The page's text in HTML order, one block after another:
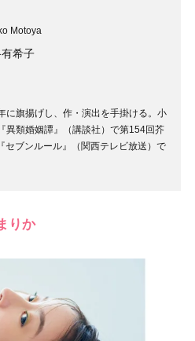
Motoya
希子
に旗揚げし、作・演出を手掛ける。小
異類婚姻譚』（講談社）で第154回芥
セブンルール』（関西テレビ放送）で
りか